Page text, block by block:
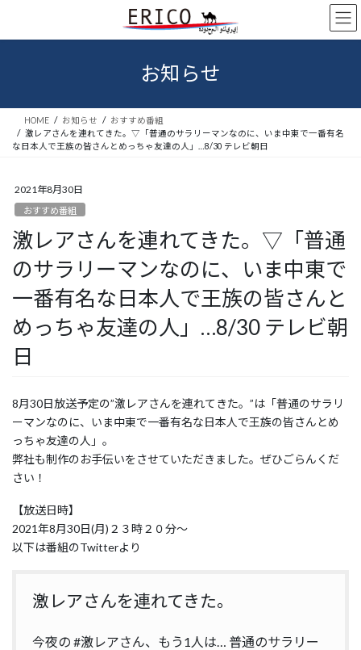
テ
ス
ゲ
ン
お知らせ
HOME お知らせ
おすすめ番組
激レアさんを連れてきた。▽「普通のサラリーマンなのに、いま中東で一番有名
な日本人で王族の皆さんとめっちゃ友達の人」…8/30 テレビ朝日
2021年8月30日
おすすめ番組
激レアさんを連れてきた。▽「普通
のサラリーマンなのに、いま中東で
一番有名な日本人で王族の皆さんと
めっちゃ友達の人」…8/30 テレビ朝
日
8月30日放送予定の”激レアさんを連れてきた。”は「普通のサラリ
ーマンなのに、いま中東で一番有名な日本人で王族の皆さんとめ
っちゃ友達の人」。
弊社も制作のお手伝いをさせていただきました。ぜひごらんくだ
さい！
【放送日時】
2021年8月30日(月)２３時２０分～
以下は番組のTwitterより
激レアさんを連れてきた。
今夜の #激レアさん、もう1人は… 普通のサラリー